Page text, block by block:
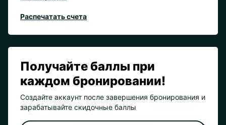
Распечатать счета
Получайте баллы при
каждом бронировании!
Создайте аккаунт после завершения бронирования и
зарабатывайте скидочные баллы